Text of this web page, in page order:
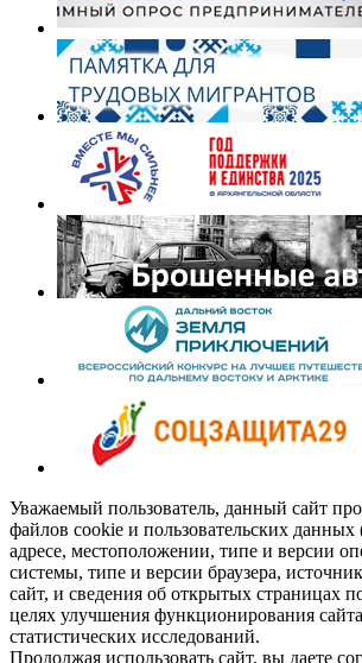
Уважаемый пользователь, данный сайт
файлов cookie и пользовательских
адресе, местоположении, типе и версии
системы, типе и версии браузера,
сайт, и сведения об открытых страницах
целях улучшения функционирования
статистических исследований.
Продолжая использовать сайт, вы даете